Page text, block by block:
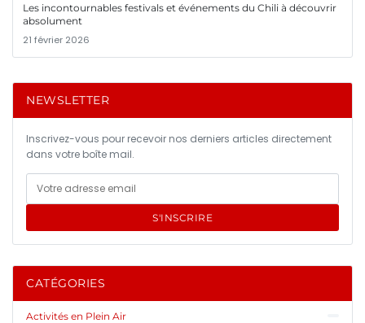
Les incontournables festivals et événements du Chili à découvrir
absolument
21 février 2026
NEWSLETTER
Inscrivez-vous pour recevoir nos derniers articles directement
dans votre boîte mail.
S'INSCRIRE
CATÉGORIES
Activités en Plein Air